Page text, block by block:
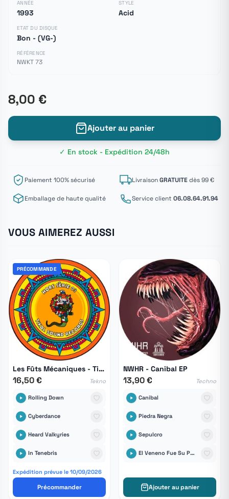
ANNÉE
1993
STYLE
Acid
ETAT DU DISQUE
Bon - (VG-)
RÉFÉRENCE
NWKT 73
8,00 €
Ajouter au panier
✓ En stock - Expédition 24/48h
Paiement 100% sécurisé LivraisonGRATUITEdès 99 €
Emballage de haute qualité Service client 06.08.64.91.94
VOUS AIMEREZ AUSSI
PRÉCOMMANDE
Les Fûts Mécaniques - Tikal Hors Série 03
16,50 € Tekno
Rolling Down
Cyberdance
Heard Valkyries
In Tenebris
Expédition prévue le 10/09/2026
Précommander
NWHR - Canibal EP
13,90 € Techno
Canibal
Piedra Negra
Sepulcro
El Veneno Fue Su Palabra
Ajouter au panier